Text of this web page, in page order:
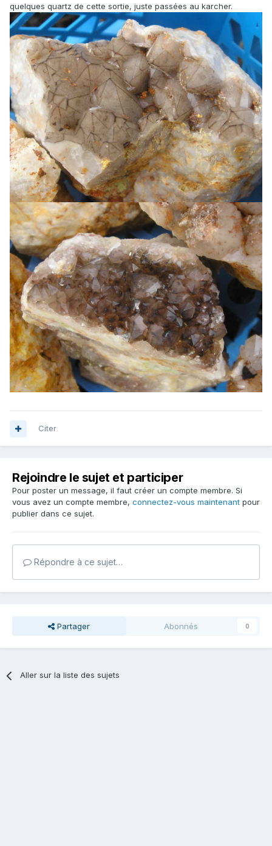
quelques quartz de cette sortie, juste passées au karcher.
Citer
Rejoindre le sujet et participer
Pour poster un message, il faut créer un compte membre. Si
vous avez un compte membre, connectez-vous maintenant pour
publier dans ce sujet.
Répondre à ce sujet…
Partager Abonnés 0
Aller sur la liste des sujets